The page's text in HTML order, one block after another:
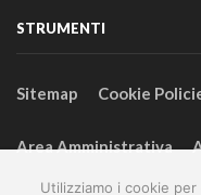
Utilizziamo i cookie
STRUMENTI
Sitemap Cookie
Area Amministrativa